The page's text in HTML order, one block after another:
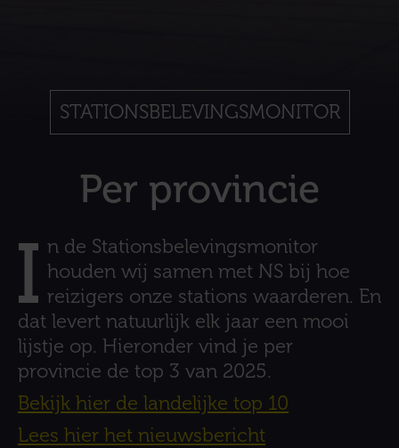
STATIONSBELEVINGSMONITOR
Per provincie
I n de Stationsbelevingsmonitor
houden wij samen met NS bij hoe
reizigers onze stations waarderen. En
dat levert natuurlijk elk jaar een mooi
lijstje op. Hieronder vind je per
provincie de top 3 van 2025.
Bekijk hier de landelijke top 10
Lees hier het nieuwsbericht